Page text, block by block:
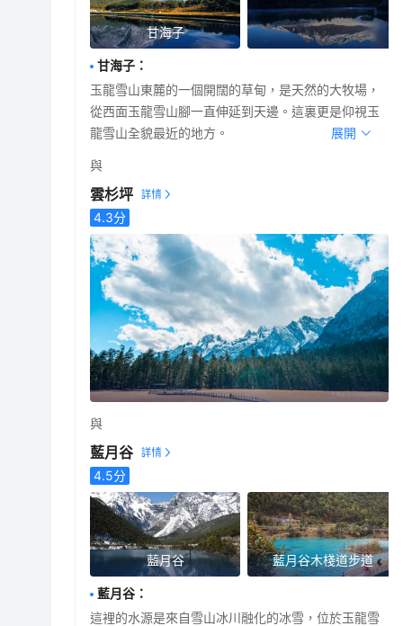
甘海子
甘海子 ：
玉龍雪山東麓的一個開闊的草甸，是天然的大牧場，
從西面玉龍雪山腳一直伸延到天邊。這裏更是仰視玉
龍雪山全貌最近的地方。
展開
與
雲杉坪
4.3分
與
藍月谷
4.5分
藍月谷 藍月谷木棧道步道
藍月谷 ：
這裡的水源是來自雪山冰川融化的冰雪，位於玉龍雪